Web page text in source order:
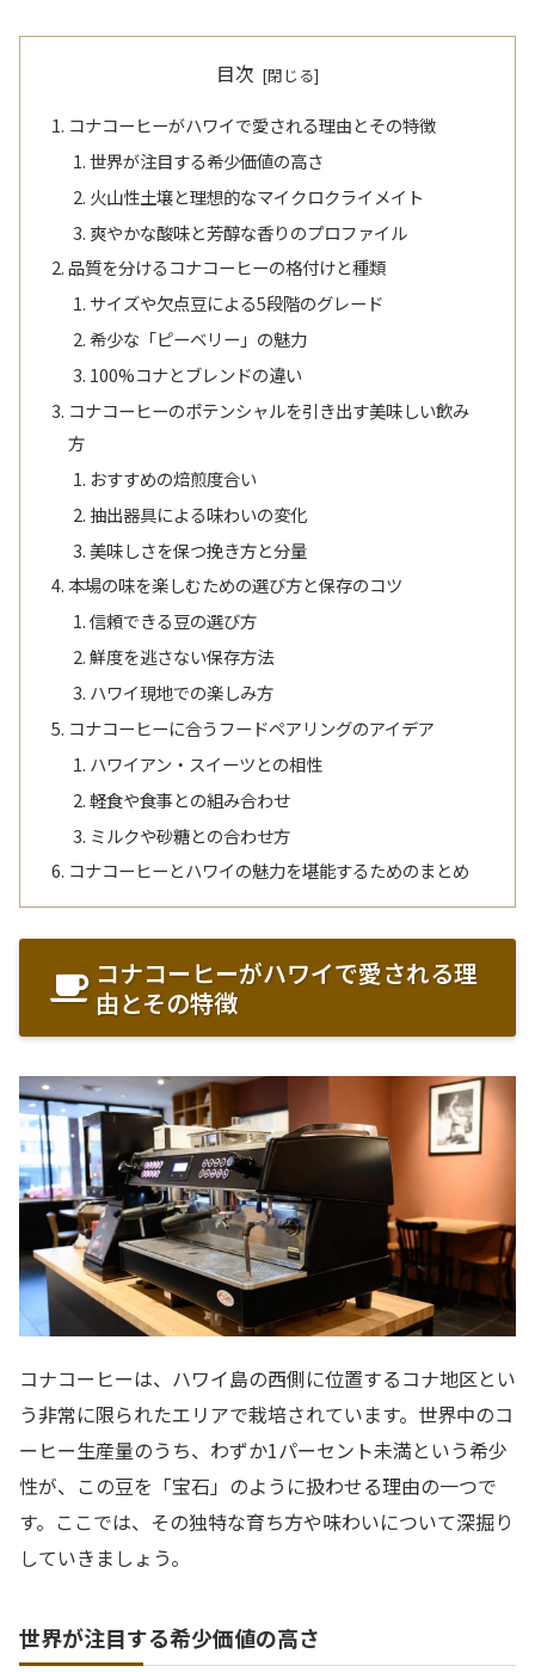
目次
コナコーヒーがハワイで愛される理由とその特徴
世界が注目する希少価値の高さ
火山性土壌と理想的なマイクロクライメイト
爽やかな酸味と芳醇な香りのプロファイル
品質を分けるコナコーヒーの格付けと種類
サイズや欠点豆による5段階のグレード
希少な「ピーベリー」の魅力
100%コナとブレンドの違い
コナコーヒーのポテンシャルを引き出す美味しい飲み
方
おすすめの焙煎度合い
抽出器具による味わいの変化
美味しさを保つ挽き方と分量
本場の味を楽しむための選び方と保存のコツ
信頼できる豆の選び方
鮮度を逃さない保存方法
ハワイ現地での楽しみ方
コナコーヒーに合うフードペアリングのアイデア
ハワイアン・スイーツとの相性
軽食や食事との組み合わせ
ミルクや砂糖との合わせ方
コナコーヒーとハワイの魅力を堪能するためのまとめ
コナコーヒーがハワイで愛される理
由とその特徴
コナコーヒーは、ハワイ島の西側に位置するコナ地区とい
う非常に限られたエリアで栽培されています。世界中のコ
ーヒー生産量のうち、わずか1パーセント未満という希少
性が、この豆を「宝石」のように扱わせる理由の一つで
す。ここでは、その独特な育ち方や味わいについて深掘り
していきましょう。
世界が注目する希少価値の高さ